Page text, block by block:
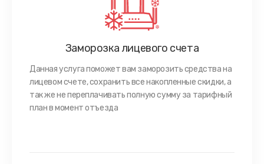
Заморозка лицевого счета
Данная услуга поможет вам заморозить средства на
лицевом счете, сохранить все накопленные скидки, а
так же не переплачивать полную сумму за тарифный
план в момент отъезда